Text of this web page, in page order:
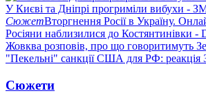
У Києві та Дніпрі прогриміли вибухи -
СюжетВторгнення Росії в Україну.
Росіяни наблизилися до Костянтинівки -
Жовква розповів, про що говоритимуть
"Пекельні" санкції США для РФ: реакція
Сюжети